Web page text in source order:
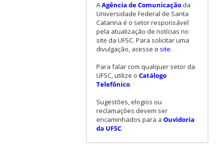
AAgência de Comunicaçãoda
Universidade Federal de Santa
Catarina é o setor responsável
pela atualização de notícias no
site da UFSC. Para solicitar uma
divulgação, acesse o site.
Para falar com qualquer setor da
UFSC, utilize o Catálogo
Telefônico.
Sugestões, elogios ou
reclamações devem ser
encaminhados para a Ouvidoria
da UFSC.